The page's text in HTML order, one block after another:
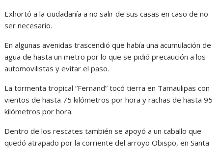
Exhortó a la ciudadanía a no salir de sus casas en caso de no
ser necesario.
En algunas avenidas trascendió que había una acumulación de
agua de hasta un metro por lo que se pidió precaución a los
automovilistas y evitar el paso.
La tormenta tropical “Fernand” tocó tierra en Tamaulipas con
vientos de hasta 75 kilómetros por hora y rachas de hasta 95
kilómetros por hora.
Dentro de los rescates también se apoyó a un caballo que
quedó atrapado por la corriente del arroyo Obispo, en Santa